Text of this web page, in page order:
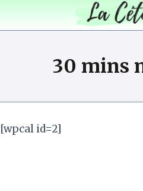
30 mins
[wpcal id=2]